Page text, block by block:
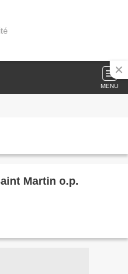
MENU
Martin o.p.